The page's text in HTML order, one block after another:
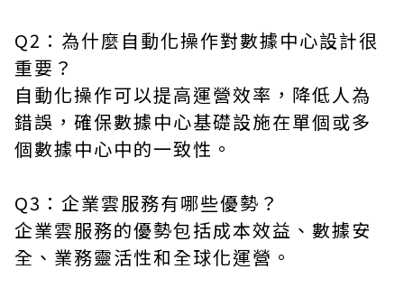
Q2：為什麼自動化操作對數據中心設計很
重要？
自動化操作可以提高運營效率，降低人為
錯誤，確保數據中心基礎設施在單個或多
個數據中心中的一致性。
Q3：企業雲服務有哪些優勢？
企業雲服務的優勢包括成本效益、數據安
全、業務靈活性和全球化運營。